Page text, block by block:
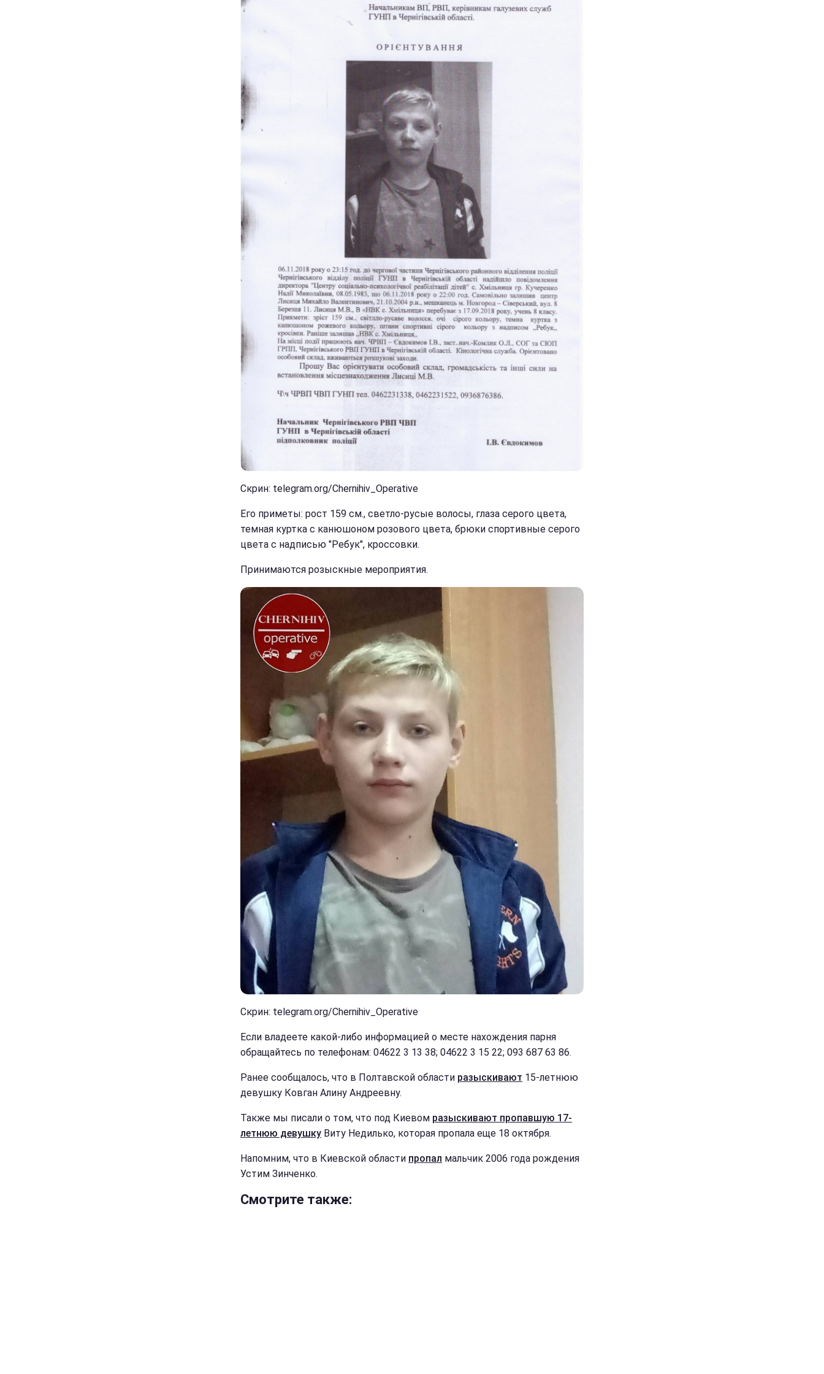
Скрин: telegram.org/Chernihiv_Operative
Его приметы: рост 159 см., светло-русые волосы, глаза серого цвета,
темная куртка с канюшоном розового цвета, брюки спортивные серого
цвета с надписью "Ребук", кроссовки.
Принимаются розыскные мероприятия.
Скрин: telegram.org/Chernihiv_Operative
Если владеете какой-либо информацией о месте нахождения парня
обращайтесь по телефонам: 04622 3 13 38; 04622 3 15 22; 093 687 63 86.
Ранее сообщалось, что в Полтавской области разыскивают 15-летнюю
девушку Ковган Алину Андреевну.
Также мы писали о том, что под Киевом разыскивают пропавшую 17-
летнюю девушку Виту Недилько, которая пропала еще 18 октября.
Напомним, что в Киевской области пропал мальчик 2006 года рождения
Устим Зинченко.
Смотрите также: